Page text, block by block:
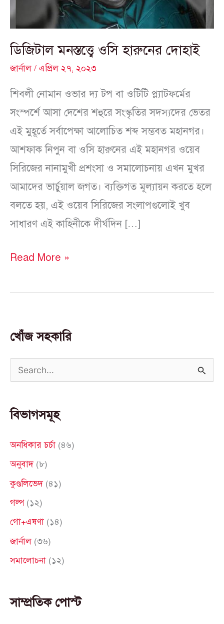
ডিজিটাল মনস্তত্ত্বে ওসি হারুনের দোহাই
জার্নাল / এপ্রিল ২৭, ২০২৩
শিবলী নোমান ওভার দ্য টপ বা ওটিটি প্ল্যাটফর্মের
সংস্পর্শে আসা দেশের শহুরে সংস্কৃতির সদস্যদের ভেতর
এই মুহূর্তে সর্বাপেক্ষা আলোচিত শব্দ সম্ভবত মহানগর।
আশফাক নিপুন বা ওসি হারুনের এই মহানগর ওয়েব
সিরিজের নানামুখী প্রশংসা ও সমালোচনায় এখন মুখর
আমাদের ভার্চুয়াল জগত। ব্যক্তিগত মূল্যায়ন করতে হলে
বলতে হয়, এই ওয়েব সিরিজের সংলাপগুলোই খুব
সাধারণ এই কাহিনীকে দীর্ঘদিন […]
Read More »
খোঁজ সহকারি
a
c
o
:
বিভাগসমূহ
অনধিকার চর্চা (৪৬)
অনুবাদ(৮)
কুণ্ডলিভেদ(৪১)
গল্প(১২)
গো+এষণা (১৪)
জার্নাল (৩৬)
সমালোচনা (১২)
সাম্প্রতিক পোস্ট